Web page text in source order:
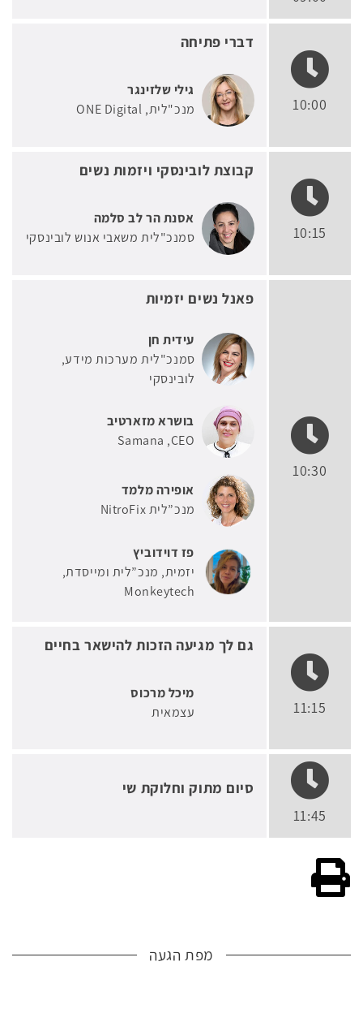
10:00
דברי פתיחה
גילי שלזינגר
מנכ"לית ONE Digital
10:15
קבוצת לובינסקי ויזמות נשים
אסנת הר לב סלמה
סמנכ"לית משאבי אנוש לובינסקי
10:30
פאנל נשים יזמיות
עידית חן
סמנכ"לית מערכות מידע
לובינסקי
בושרא מזארטיב
CEO
Samana
אופירה מלמד
מנכ”לית NitroFix
פז דוידוביץ
יזמית, מנכ”לית ומייסדת
Monkeytech
11:15
גם לך מגיעה הזכות להישאר בחיים
מיכל מרכוס
עצמאית
11:45
סיום מתוק וחלוקת שי
מפת הגעה